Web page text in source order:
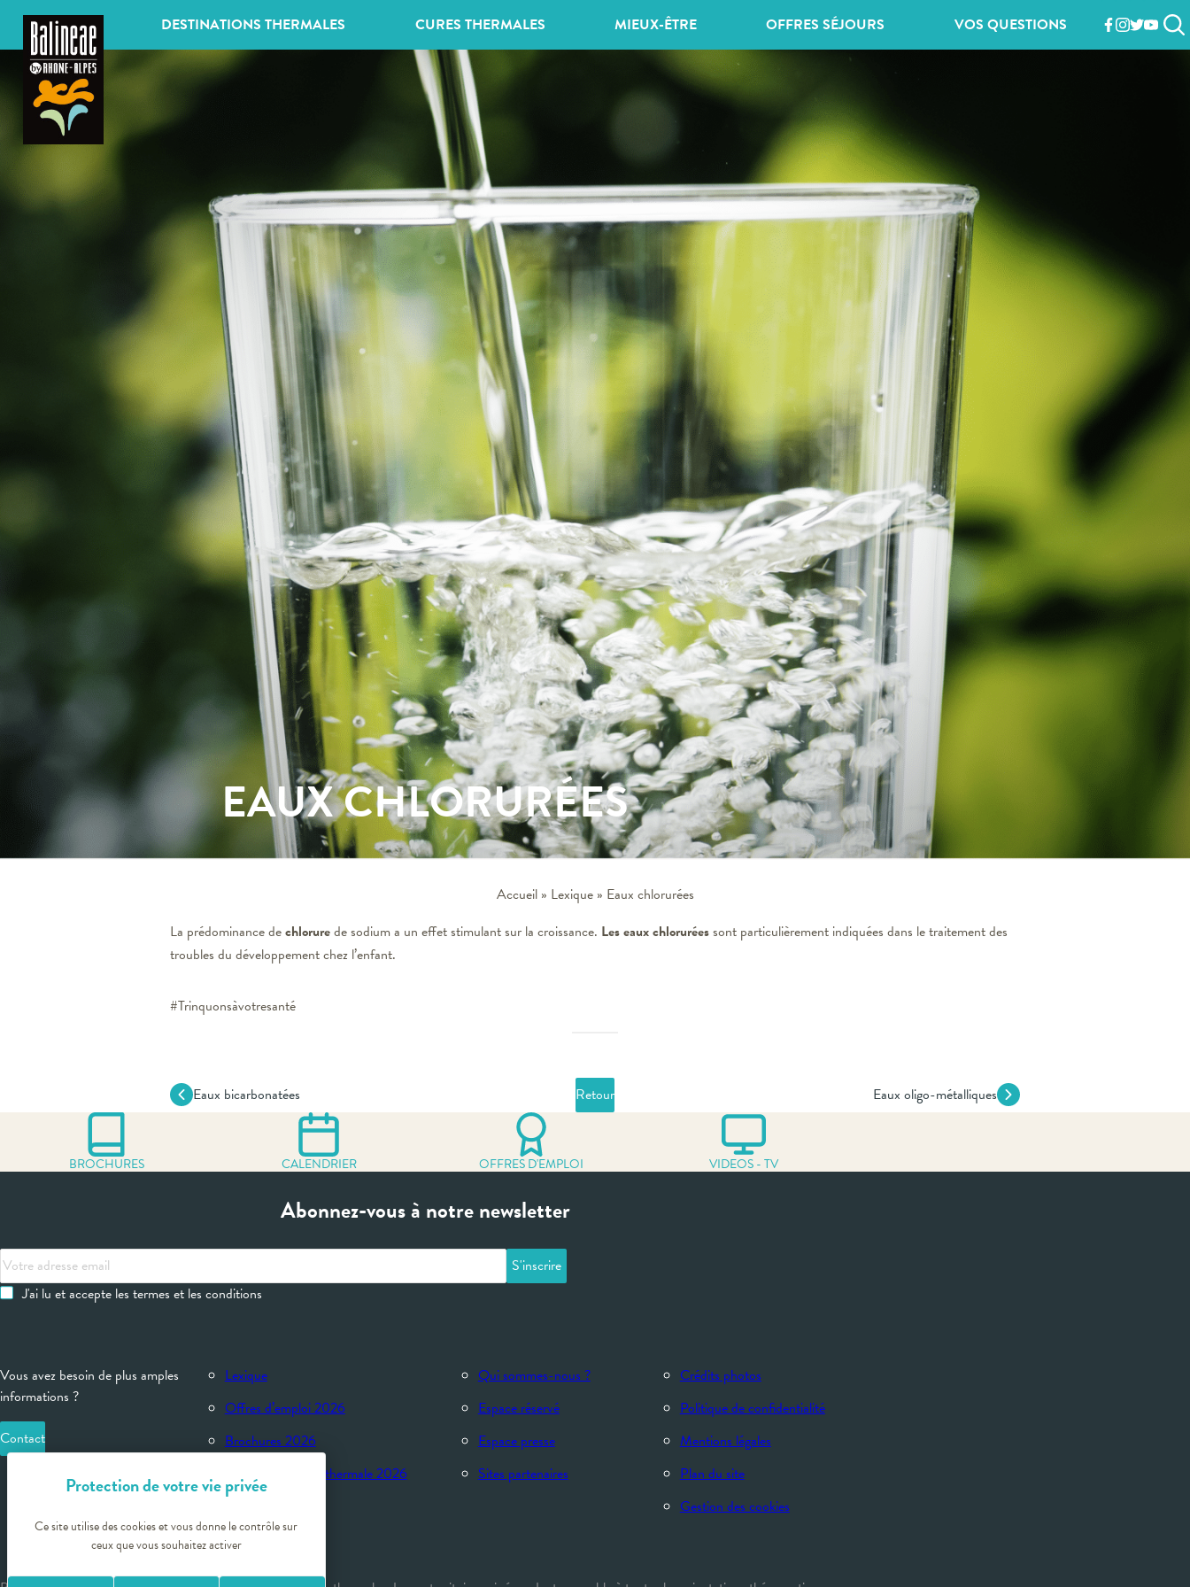
DESTINATIONS THERMALES CURES THERMALES MIEUX-ÊTRE OFFRES SÉJOURS VOS QUESTIONS facebook
instagram
twitter
EAUX CHLORURÉES
Accueil» Lexique» Eaux chlorurées
La prédominance dechlorurede sodium a un effet stimulant sur la croissance. Les eaux chloruréessont particulièrement indiquées dans le traitement des
troubles du développement chez l’enfant.
#Trinquonsàvotresanté
Eaux bicarbonatées Retour Eaux oligo-métalliques
BROCHURES CALENDRIER OFFRES D'EMPLOI VIDEOS - TV
Abonnez-vous à notre newsletter
Votre
adresse
emailJ'ai lu et accepte les termes et les conditions
Vous avez besoin de plus amples
informations ?
Contact
Lexique
Offres d’emploi 2026
Brochures 2026
Calendrier Saison thermale 2026
Qui sommes-nous ?
Espace réservé
Espace presse
Sites partenaires
Crédits photos
Politique de confidentialité
Mentions légales
Plan du site
Gestion des cookies
Panneau de gestion des cookies
Ce site utilise des cookies et vous donne le contrôle sur
ceux que vous souhaitez activer